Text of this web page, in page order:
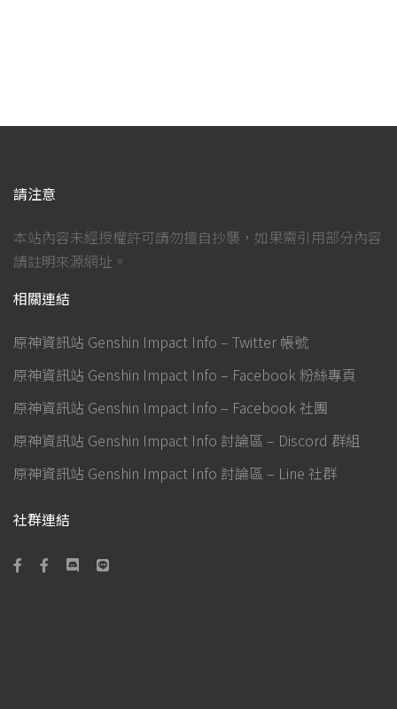
請注意
本站內容未經授權許可請勿擅自抄襲，如果需引用部分內容
請註明來源網址。
相關連結
原神資訊站 Genshin Impact Info – Twitter 帳號
原神資訊站 Genshin Impact Info – Facebook 粉絲專頁
原神資訊站 Genshin Impact Info – Facebook 社團
原神資訊站 Genshin Impact Info 討論區 – Discord 群組
原神資訊站 Genshin Impact Info 討論區 – Line 社群
社群連結